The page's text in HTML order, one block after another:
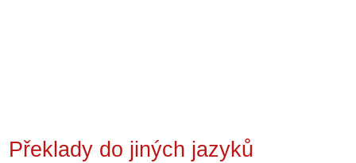
Překlady do jiných jazyků